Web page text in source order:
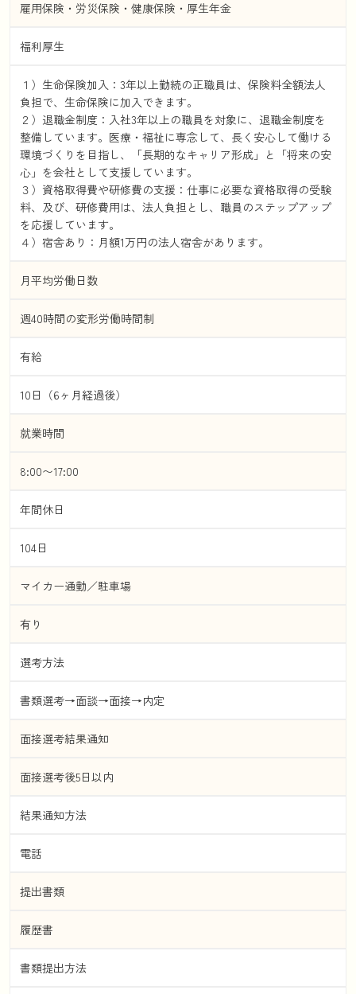
雇用保険・労災保険・健康保険・厚生年金
福利厚生
１）生命保険加入：3年以上勤続の正職員は、保険料全額法人
負担で、生命保険に加入できます。
２）退職金制度：入社3年以上の職員を対象に、退職金制度を
整備しています。医療・福祉に専念して、長く安心して働ける
環境づくりを目指し、「長期的なキャリア形成」と「将来の安
心」を会社として支援しています。
３）資格取得費や研修費の支援：仕事に必要な資格取得の受験
料、及び、研修費用は、法人負担とし、職員のステップアップ
を応援しています。
４）宿舎あり：月額1万円の法人宿舎があります。
月平均労働日数
週40時間の変形労働時間制
有給
10日（6ヶ月経過後）
就業時間
8:00〜17:00
年間休日
104日
マイカー通勤／駐車場
有り
選考方法
書類選考→面談→面接→内定
面接選考結果通知
面接選考後5日以内
結果通知方法
電話
提出書類
履歴書
書類提出方法